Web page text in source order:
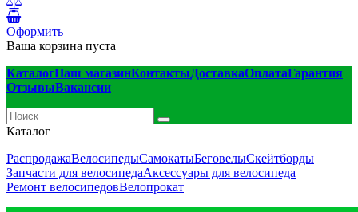
Оформить
Ваша корзина пуста
КаталогНаш магазинКонтактыДоставкаОплатаГарантия
ОтзывыВакансии
Каталог
РаспродажаВелосипедыСамокатыБеговелыСкейтборды
Запчасти для велосипедаАксессуары для велосипеда
Ремонт велосипедовВелопрокат